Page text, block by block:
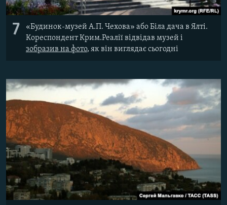
7
«Будинок-музей А.П. Чехова» або Біла дача в Ялті.
Кореспондент Крим.Реалії відвідав музей і
зобразив на фото, як він виглядає сьогодні